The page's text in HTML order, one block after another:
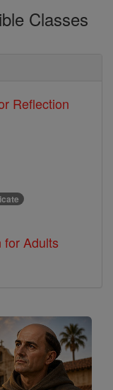
Classes
Reflection
for Adults